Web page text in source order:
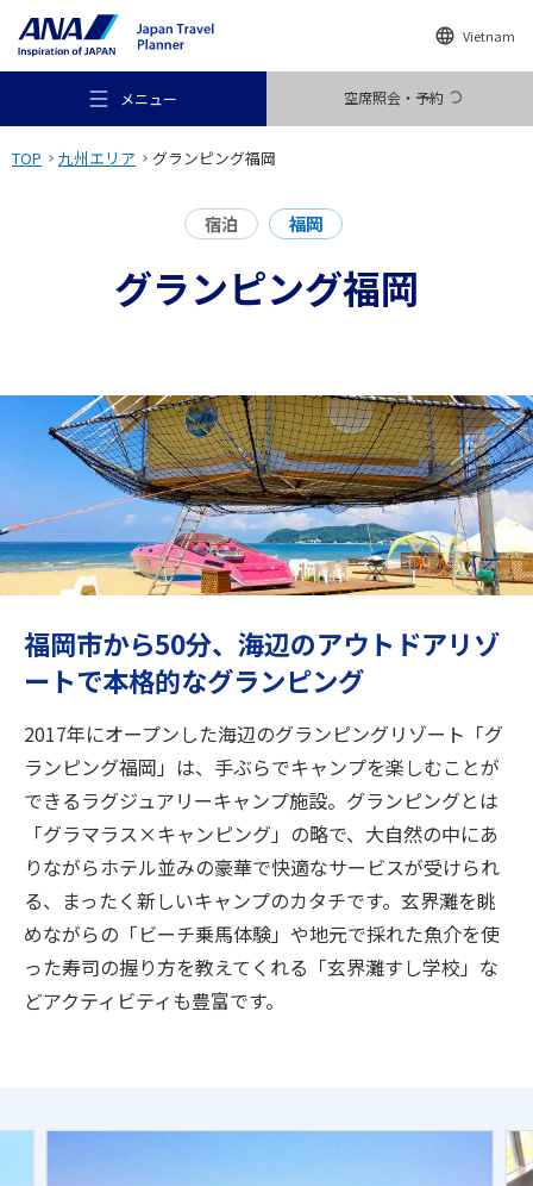
Vietnam
メニュー 空席照会・予約
おすすめの旅
行き先
旅のお役立ち情報
閉じる
TOP 九州エリア グランピング福岡
宿泊 福岡
グランピング福岡
福岡市から50分、海辺のアウトドアリゾ
ートで本格的なグランピング
2017年にオープンした海辺のグランピングリゾート「グ
ランピング福岡」は、手ぶらでキャンプを楽しむことが
できるラグジュアリーキャンプ施設。グランピングとは
「グラマラス×キャンピング」の略で、大自然の中にあ
りながらホテル並みの豪華で快適なサービスが受けられ
る、まったく新しいキャンプのカタチです。玄界灘を眺
めながらの「ビーチ乗馬体験」や地元で採れた魚介を使
った寿司の握り方を教えてくれる「玄界灘すし学校」な
どアクティビティも豊富です。